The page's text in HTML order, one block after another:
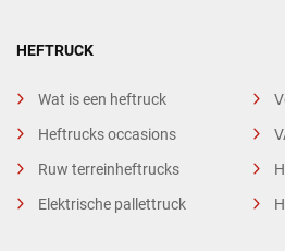
HEFTRUCK
Wat is een heftruck
Heftrucks occasions
Ruw terreinheftrucks
Elektrische pallettruck